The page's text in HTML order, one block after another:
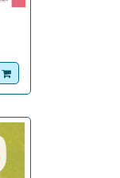
dodaj do koszyka